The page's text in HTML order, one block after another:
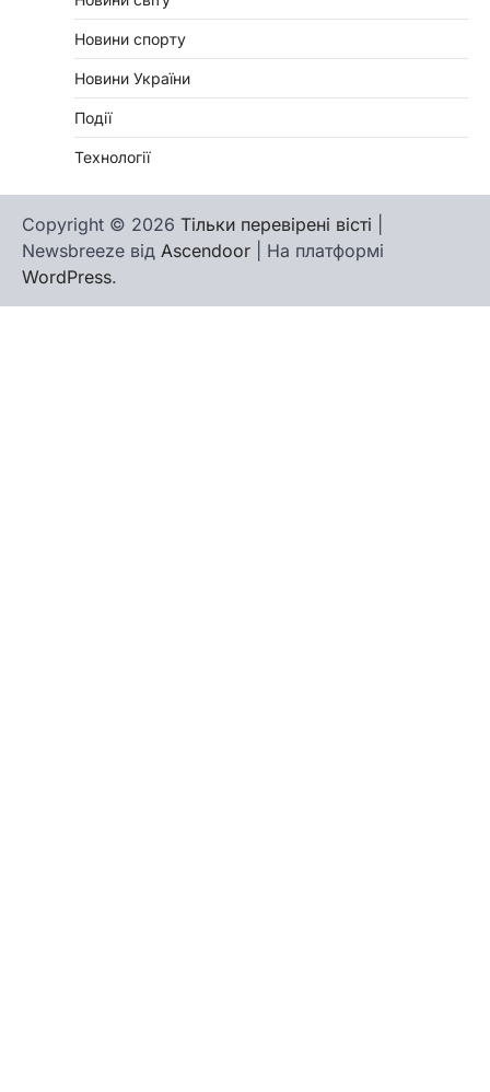
Новини спорту
Новини України
Події
Технології
Copyright © 2026 Тільки перевірені вісті
Newsbreeze від Ascendoor | На платформі
WordPress.